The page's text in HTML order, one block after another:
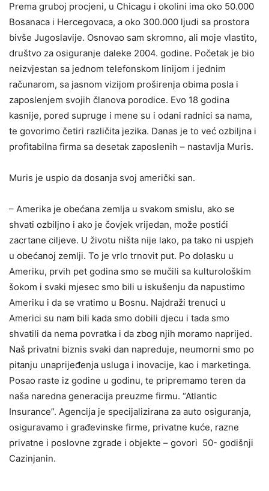
Prema gruboj procjeni, u Chicagu i okolini ima oko 50.000
Bosanaca i Hercegovaca, a oko 300.000 ljudi sa prostora
bivše Jugoslavije. Osnovao sam skromno, ali moje vlastito,
društvo za osiguranje daleke 2004. godine. Početak je bio
neizvjestan sa jednom telefonskom linijom i jednim
računarom, sa jasnom vizijom proširenja obima posla i
zaposlenjem svojih članova porodice. Evo 18 godina
kasnije, pored supruge i mene su i odani radnici sa nama,
te govorimo četiri različita jezika. Danas je to već ozbiljna i
profitabilna firma sa desetak zaposlenih – nastavlja Muris.
Muris je uspio da dosanja svoj američki san.
– Amerika je obećana zemlja u svakom smislu, ako se
shvati ozbiljno i ako je čovjek vrijedan, može postići
zacrtane ciljeve. U životu ništa nije lako, pa tako ni uspjeh
u obećanoj zemlji. To je vrlo trnovit put. Po dolasku u
Ameriku, prvih pet godina smo se mučili sa kulturološkim
šokom i svaki mjesec smo bili u iskušenju da napustimo
Ameriku i da se vratimo u Bosnu. Najdraži trenuci u
Americi su nam bili kada smo dobili djecu i tada smo
shvatili da nema povratka i da zbog njih moramo naprijed.
Naš privatni biznis svaki dan napreduje, neumorni smo po
pitanju unaprijeđenja usluga i inovacije, kao i marketinga.
Posao raste iz godine u godinu, te pripremamo teren da
naša naredna generacija preuzme firmu. “Atlantic
Insurance”. Agencija je specijalizirana za auto osiguranja,
osiguravamo i građevinske firme, privatne kuće, razne
privatne i poslovne zgrade i objekte – govori 50- godišnji
Cazinjanin.